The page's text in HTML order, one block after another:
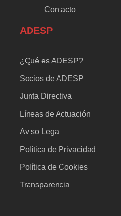
Contacto
ADESP
¿Qué es ADESP?
Socios de ADESP
Junta Directiva
Líneas de Actuación
Aviso Legal
Política de Privacidad
Política de Cookies
Transparencia